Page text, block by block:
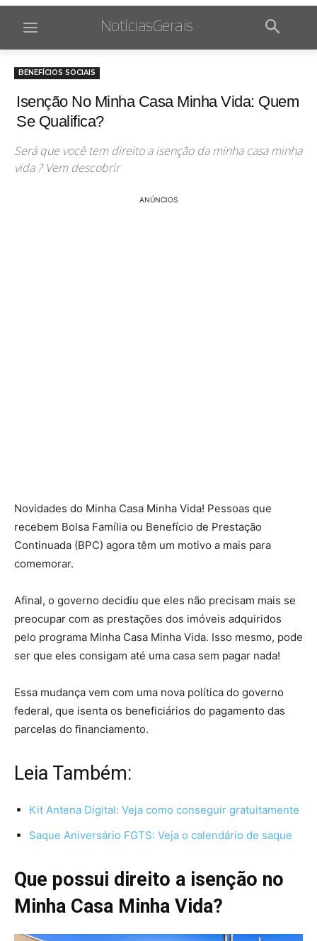
NotíciasGerais
BENEFÍCIOS SOCIAIS
Isenção No Minha Casa Minha Vida: Quem
Se Qualifica?
Será que você tem direito a isenção da minha casa minha
vida ? Vem descobrir
ANÚNCIOS
Novidades do Minha Casa Minha Vida! Pessoas que
recebem Bolsa Família ou Benefício de Prestação
Continuada (BPC) agora têm um motivo a mais para
comemorar.
Afinal, o governo decidiu que eles não precisam mais se
preocupar com as prestações dos imóveis adquiridos
pelo programa Minha Casa Minha Vida. Isso mesmo, pode
ser que eles consigam até uma casa sem pagar nada!
Essa mudança vem com uma nova política do governo
federal, que isenta os beneficiários do pagamento das
parcelas do financiamento.
Leia Também:
Kit Antena Digital: Veja como conseguir gratuitamente
Saque Aniversário FGTS: Veja o calendário de saque
Que possui direito a isenção no
Minha Casa Minha Vida?